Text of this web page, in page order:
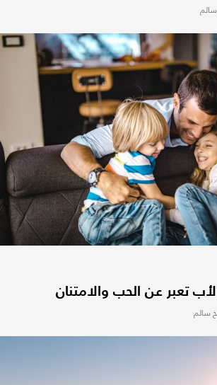
تعبر عن الحب والامتنان
سالم